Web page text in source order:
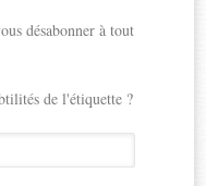
désabonner à tout
de l'étiquette ?